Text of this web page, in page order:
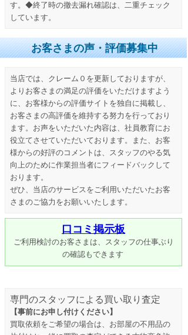
す。◆終了時の撤去漏れ確認は、二重チェック
しています。
お客さまの声・評価募集中
当店では、クレーム０を更新しておりますが、
よりお客さまの満足の評価をいただけますよう
に、お客様からの評価サイトを独自に掲載し、
お客さまの高評価を維持する努力を行っており
ます。お声をいただいた内容は、社員教育にお
役立てさせていただいております。また、お客
様からの好評のコメントは、スタッフのやる気
向上のために作業担当者にフィードバックして
おります。
ぜひ、当店のサービスをご利用いただいたお客
さまのご協力をお願いいたします。
口コミ掲示板
ご利用検討のお客さまは、スタッフの仕事ぶり
の確認もできます
専門のスタッフによる買い取り査定
【事前にお申し付けください】
買取依頼をご希望の場合は、お部屋の不用品の